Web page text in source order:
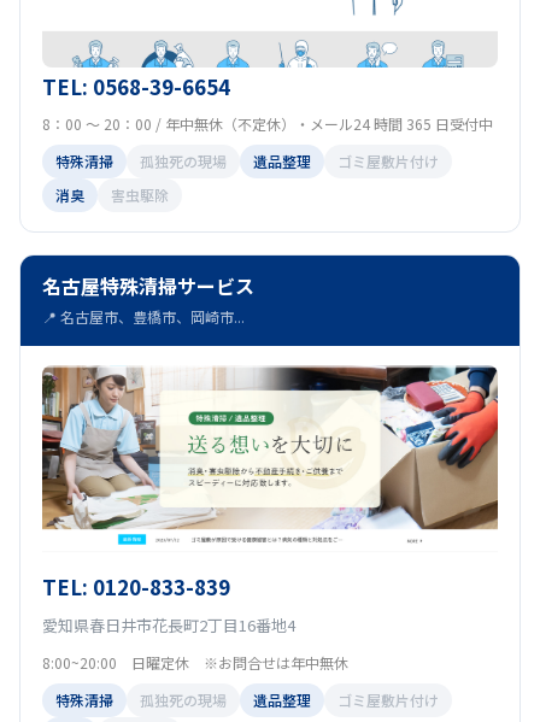
TEL: 0568-39-6654
8：00 ～ 20：00 / 年中無休（不定休）・メール24 時間 365 日受付中
特殊清掃
孤独死の現場 遺品整理
ゴミ屋敷片付け
消臭
害虫駆除
名古屋特殊清掃サービス
📍 名古屋市、豊橋市、岡崎市...
TEL: 0120-833-839
愛知県春日井市花長町2丁目16番地4
8:00~20:00 日曜定休 ※お問合せは年中無休
特殊清掃
孤独死の現場 遺品整理
ゴミ屋敷片付け